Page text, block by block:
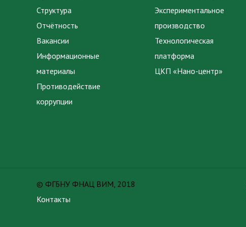
Структура
Отчётность
Вакансии
Информационные
материалы
Противодействие
коррупции
Экспериментальное
производство
Технологическая
платформа
ЦКП «Нано-центр»
© ФГБНУ ФНАЦ ВИМ, 2018
Контакты